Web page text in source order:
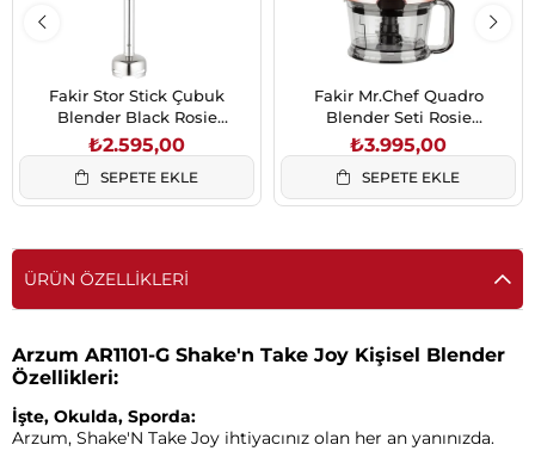
Fakir Stor Stick Çubuk
Blender Black Rosie
(41004860)
₺2.595,00
SEPETE EKLE
Fakir Mr.Chef Quadro
Blender Seti Rosie
(41003407)
₺3.995,00
SEPETE EKLE
ÜRÜN ÖZELLIKLERI
Arzum AR1101-G Shake'n Take Joy Kişisel Blender
Özellikleri:
İşte, Okulda, Sporda:
Arzum, Shake'N Take Joy ihtiyacınız olan her an yanınızda.